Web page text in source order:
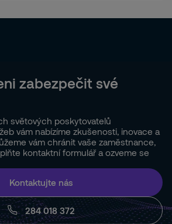
zabezpečit své
světových poskytovatelů
vám nabízíme zkušenosti, inovace a
vám chránit vaše zaměstnance,
kontaktní formulář a ozveme se
284 018 372
Kontaktujte nás